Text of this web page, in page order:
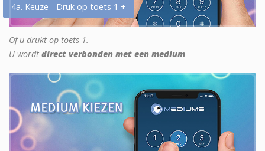
4a. Keuze - Druk op toets 1 +
Of u drukt op toets 1.
U wordt direct verbonden met een medium